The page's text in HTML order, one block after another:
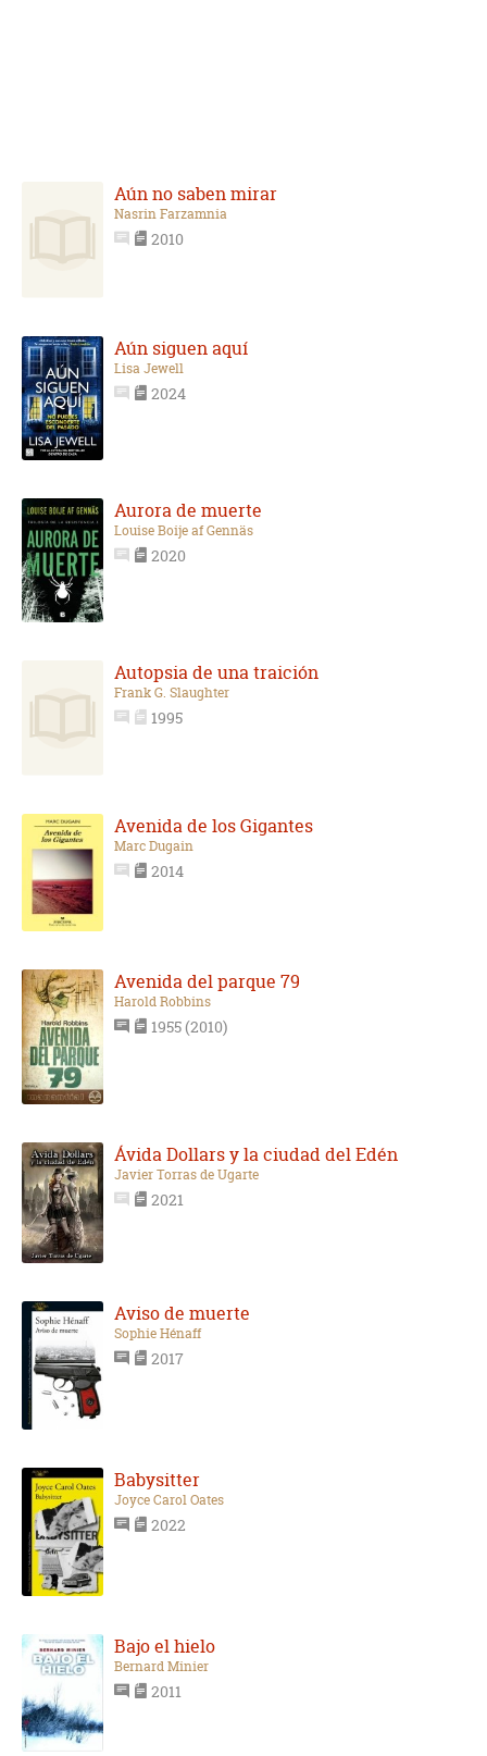
Aún no saben mirar
Nasrin Farzamnia
2010
Aún siguen aquí
Lisa Jewell
2024
Aurora de muerte
Louise Boije af Gennäs
2020
Autopsia de una traición
Frank G. Slaughter
1995
Avenida de los Gigantes
Marc Dugain
2014
Avenida del parque 79
Harold Robbins
1955 (2010)
Ávida Dollars y la ciudad del Edén
Javier Torras de Ugarte
2021
Aviso de muerte
Sophie Hénaff
2017
Babysitter
Joyce Carol Oates
2022
Bajo el hielo
Bernard Minier
2011